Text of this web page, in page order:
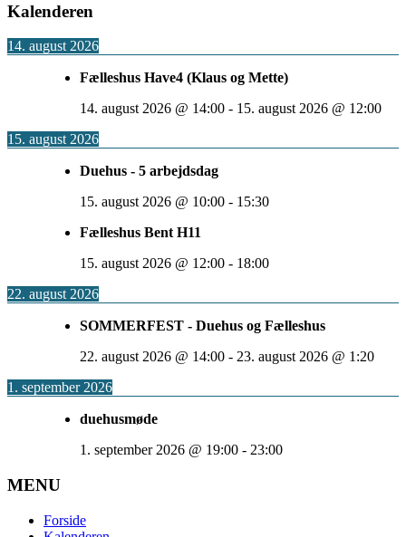
Kalenderen
14. august 2026
Fælleshus Have4 (Klaus og Mette)
14. august 2026 @ 14:00 - 15. august 2026 @ 12:00
15. august 2026
Duehus - 5 arbejdsdag
15. august 2026 @ 10:00 - 15:30
Fælleshus Bent H11
15. august 2026 @ 12:00 - 18:00
22. august 2026
SOMMERFEST - Duehus og Fælleshus
22. august 2026 @ 14:00 - 23. august 2026 @ 1:20
1. september 2026
duehusmøde
1. september 2026 @ 19:00 - 23:00
MENU
Forside